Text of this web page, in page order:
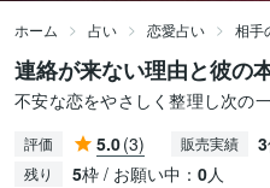
ホーム 占い 恋愛占い 相手
連絡が来ない理由と彼の
不安な恋をやさしく整理し次の
評価 5.0(3) 販売実績 3
残り 5枠 / お願い中： 0人